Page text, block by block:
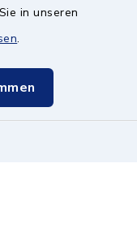
in unseren
.